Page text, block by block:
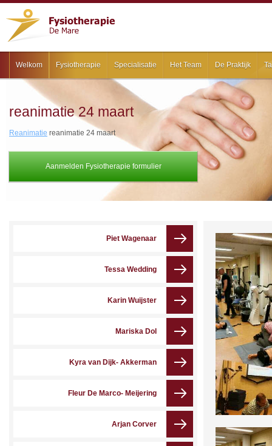
Welkom Fysiotherapie Specialisatie Het Team De Praktijk
Aanmelden Fysiotherapie formulier
reanimatie 24 maart
Reanimatie reanimatie 24 maart
Piet Wagenaar
Tessa Wedding
Karin Wuijster
Mariska Dol
Kyra van Dijk- Akkerman
Fleur De Marco- Meijering
Arjan Corver